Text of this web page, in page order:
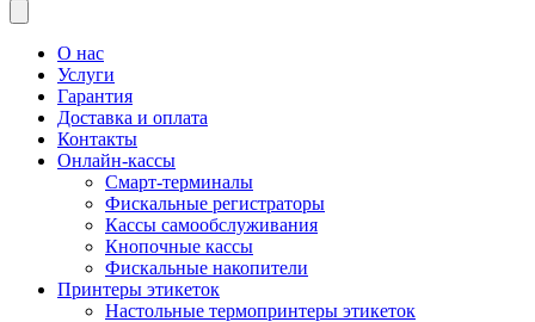
О нас
Услуги
Гарантия
Доставка и оплата
Контакты
Онлайн-кассы
Смарт-терминалы
Фискальные регистраторы
Кассы самообслуживания
Кнопочные кассы
Фискальные накопители
Принтеры этикеток
Настольные термопринтеры этикеток